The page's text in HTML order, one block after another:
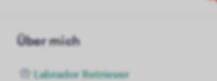
Über mich
Labrador Retriever